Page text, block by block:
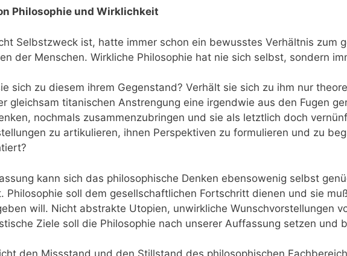
Philosophie und Wirklichkeit
Selbstzweck ist, hatte immer schon ein bewusstes Verhältnis zum
der Menschen. Wirkliche Philosophie hat nie sich selbst, sondern
sich zu diesem ihrem Gegenstand? Verhält sie sich zu ihm nur
gleichsam titanischen Anstrengung eine irgendwie aus den Fugen
nochmals zusammenzubringen und sie als letztlich doch
zu artikulieren, ihnen Perspektiven zu formulieren und zu
kann sich das philosophische Denken ebensowenig selbst
Philosophie soll dem gesellschaft­lichen Fortschritt dienen und sie
will. Nicht abstrakte Utopien, unwirkliche Wunschvorstellungen
Ziele soll die Philosophie nach unserer Auffassung setzen und
den Missstand und den Stillstand des philosophischen